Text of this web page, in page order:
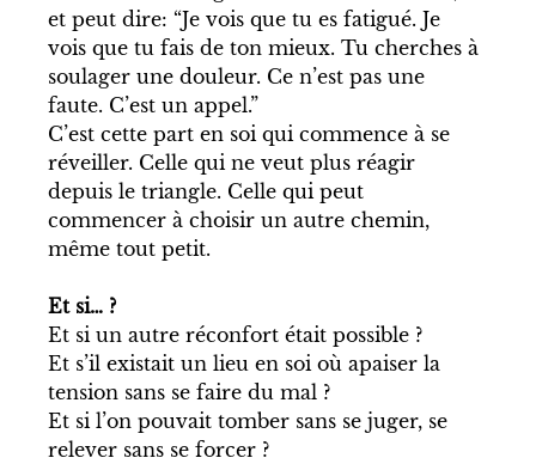
et peut dire: “Je vois que tu es fatigué. Je
vois que tu fais de ton mieux. Tu cherches à
soulager une douleur. Ce n’est pas une
faute. C’est un appel.”
C’est cette part en soi qui commence à se
réveiller. Celle qui ne veut plus réagir
depuis le triangle. Celle qui peut
commencer à choisir un autre chemin,
même tout petit.
Et si… ?
Et si un autre réconfort était possible ?
Et s’il existait un lieu en soi où apaiser la
tension sans se faire du mal ?
Et si l’on pouvait tomber sans se juger, se
relever sans se forcer ?